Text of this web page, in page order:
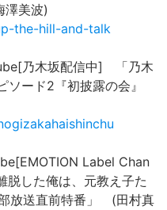
美波)
the-hill-and-talk
乃木坂配信中] 「乃木
ード2『初披露の会』
Label Chan
した俺は、元教え子た
放送直前特番」 (田村真